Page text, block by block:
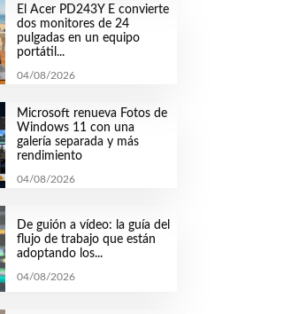
El Acer PD243Y E convierte
dos monitores de 24
pulgadas en un equipo
portátil...
04/08/2026
Microsoft renueva Fotos de
Windows 11 con una
galería separada y más
rendimiento
04/08/2026
De guión a vídeo: la guía del
flujo de trabajo que están
adoptando los...
04/08/2026